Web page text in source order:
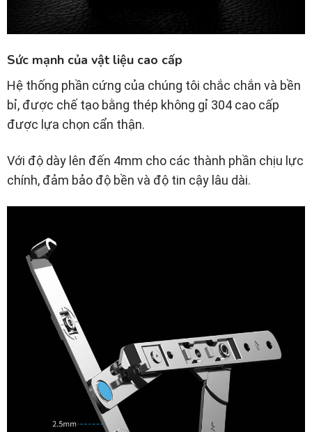
Sức mạnh của vật liệu cao cấp
Hệ thống phần cứng của chúng tôi chắc chắn và bền
bỉ, được chế tạo bằng thép không gỉ 304 cao cấp
được lựa chọn cẩn thận.
Với độ dày lên đến 4mm cho các thành phần chịu lực
chính, đảm bảo độ bền và độ tin cậy lâu dài.